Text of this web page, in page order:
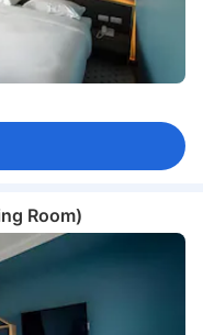
Room)